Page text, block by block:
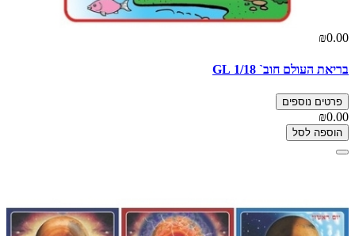
₪0.00
בריאת העולם חוב` 1/18 GL
פרטים נוספים
₪0.00
הוספה לסל